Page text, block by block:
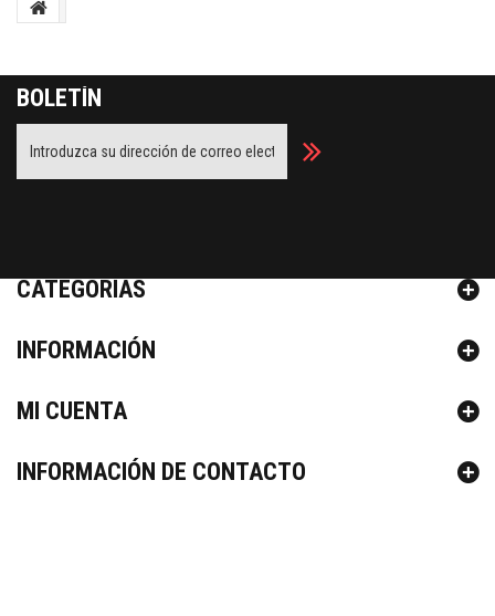
BOLETÍN
CATEGORÍAS
INFORMACIÓN
MI CUENTA
INFORMACIÓN DE CONTACTO